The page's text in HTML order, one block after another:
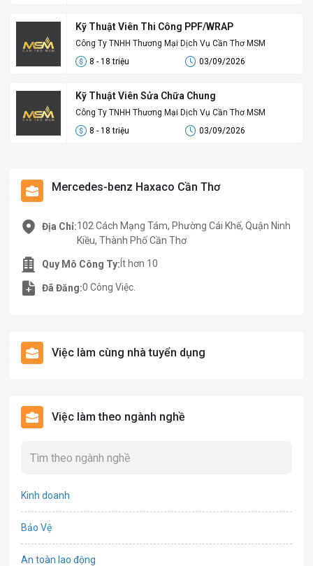
Kỹ Thuật Viên Thi Công PPF/WRAP
Công Ty TNHH Thương Mại Dịch Vụ Cần Thơ MSM
8 - 18 triệu
03/09/2026
Kỹ Thuật Viên Sửa Chữa Chung
Công Ty TNHH Thương Mại Dịch Vụ Cần Thơ MSM
8 - 18 triệu
03/09/2026
Mercedes-benz Haxaco Cần Thơ
Địa Chỉ:102 Cách Mạng Tám, Phường Cái Khế, Quận Ninh
Kiều, Thành Phố Cần Thơ
Quy Mô Công Ty: Ít hơn 10
Đã Đăng:0 Công Việc.
Việc làm cùng nhà tuyển dụng
Việc làm theo ngành nghề
Kinh doanh
Bảo Vệ
An toàn lao động